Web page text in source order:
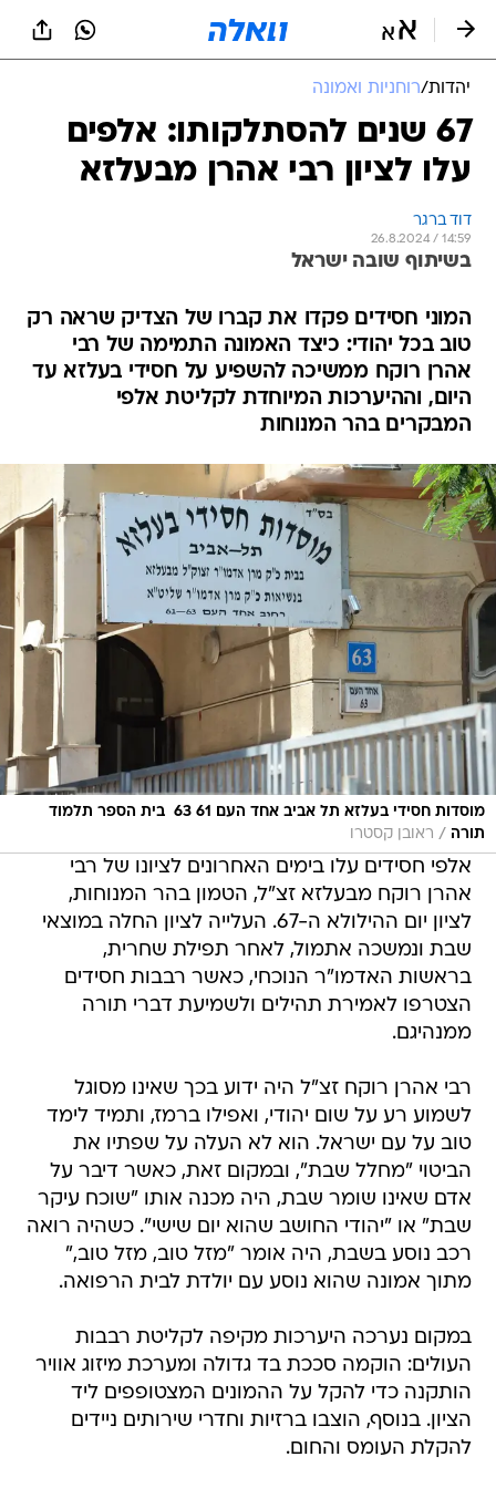
יהדות/רוחניות ואמונה
67 שנים להסתלקותו: אלפים
עלו לציון רבי אהרן מבעלזא
דוד ברגר
26.8.2024 / 14:59
בשיתוף שובה ישראל
המוני חסידים פקדו את קברו של הצדיק שראה רק
טוב בכל יהודי: כיצד האמונה התמימה של רבי
אהרן רוקח ממשיכה להשפיע על חסידי בעלזא עד
היום, וההיערכות המיוחדת לקליטת אלפי
המבקרים בהר המנוחות
מוסדות חסידי בעלזא תל אביב אחד העם 61 63  בית הספר תלמוד
תורה / ראובן קסטרו
אלפי חסידים עלו בימים האחרונים לציונו של רבי
אהרן רוקח מבעלזא זצ"ל, הטמון בהר המנוחות,
לציון יום ההילולא ה-67. העלייה לציון החלה במוצאי
שבת ונמשכה אתמול, לאחר תפילת שחרית,
בראשות האדמו"ר הנוכחי, כאשר רבבות חסידים
הצטרפו לאמירת תהילים ולשמיעת דברי תורה
ממנהיגם.
רבי אהרן רוקח זצ"ל היה ידוע בכך שאינו מסוגל
לשמוע רע על שום יהודי, ואפילו ברמז, ותמיד לימד
טוב על עם ישראל. הוא לא העלה על שפתיו את
הביטוי "מחלל שבת", ובמקום זאת, כאשר דיבר על
אדם שאינו שומר שבת, היה מכנה אותו "שוכח עיקר
שבת" או "יהודי החושב שהוא יום שישי". כשהיה רואה
רכב נוסע בשבת, היה אומר "מזל טוב, מזל טוב,"
מתוך אמונה שהוא נוסע עם יולדת לבית הרפואה.
במקום נערכה היערכות מקיפה לקליטת רבבות
העולים: הוקמה סככת בד גדולה ומערכת מיזוג אוויר
הותקנה כדי להקל על ההמונים המצטופפים ליד
הציון. בנוסף, הוצבו ברזיות וחדרי שירותים ניידים
להקלת העומס והחום.